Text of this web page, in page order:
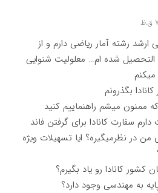
ارشد رشته آمار ریاضی دارم و از
التحصیل شده ام… معلولیت شنوایی
بگذرونم
ممنون میشم راهنماییم کنید
سفارت کانادا برای گرفتن فاند
در نظرمیگیره‌؟ ایا تسهیلات ویژه